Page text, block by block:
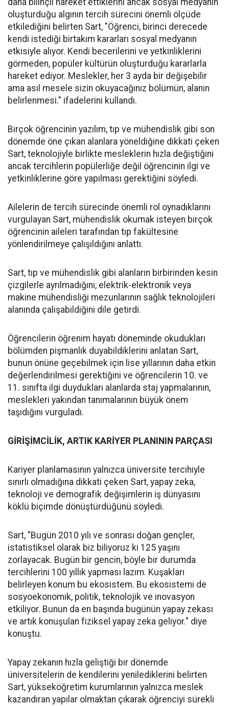
daha bilinçli hareket ettiklerini ancak sosyal medyanın
oluşturduğu algının tercih sürecini önemli ölçüde
etkilediğini belirten Sart, "Öğrenci, birinci derecede
kendi istediği birtakım kararları sosyal medyanın
etkisiyle alıyor. Kendi becerilerini ve yetkinliklerini
görmeden, popüler kültürün oluşturduğu kararlarla
hareket ediyor. Meslekler, her 3 ayda bir değişebilir
ama asıl mesele sizin okuyacağınız bölümün, alanın
belirlenmesi." ifadelerini kullandı.
Birçok öğrencinin yazılım, tıp ve mühendislik gibi son
dönemde öne çıkan alanlara yöneldiğine dikkati çeken
Sart, teknolojiyle birlikte mesleklerin hızla değiştiğini
ancak tercihlerin popülerliğe değil öğrencinin ilgi ve
yetkinliklerine göre yapılması gerektiğini söyledi.
Ailelerin de tercih sürecinde önemli rol oynadıklarını
vurgulayan Sart, mühendislik okumak isteyen birçok
öğrencinin aileleri tarafından tıp fakültesine
yönlendirilmeye çalışıldığını anlattı.
Sart, tıp ve mühendislik gibi alanların birbirinden kesin
çizgilerle ayrılmadığını, elektrik-elektronik veya
makine mühendisliği mezunlarının sağlık teknolojileri
alanında çalışabildiğini dile getirdi.
Öğrencilerin öğrenim hayatı döneminde okudukları
bölümden pişmanlık duyabildiklerini anlatan Sart,
bunun önüne geçebilmek için lise yıllarının daha etkin
değerlendirilmesi gerektiğini ve öğrencilerin 10. ve
11. sınıfta ilgi duydukları alanlarda staj yapmalarının,
meslekleri yakından tanımalarının büyük önem
taşıdığını vurguladı.
GİRİŞİMCİLİK, ARTIK KARİYER PLANININ PARÇASI
Kariyer planlamasının yalnızca üniversite tercihiyle
sınırlı olmadığına dikkati çeken Sart, yapay zeka,
teknoloji ve demografik değişimlerin iş dünyasını
köklü biçimde dönüştürdüğünü söyledi.
Sart, "Bugün 2010 yılı ve sonrası doğan gençler,
istatistiksel olarak biz biliyoruz ki 125 yaşını
zorlayacak. Bugün bir gencin, böyle bir durumda
tercihlerini 100 yıllık yapması lazım. Kuşakları
belirleyen konum bu ekosistem. Bu ekosistemi de
sosyoekonomik, politik, teknolojik ve inovasyon
etkiliyor. Bunun da en başında bugünün yapay zekası
ve artık konuşulan fiziksel yapay zeka geliyor." diye
konuştu.
Yapay zekanın hızla geliştiği bir dönemde
üniversitelerin de kendilerini yenilediklerini belirten
Sart, yükseköğretim kurumlarının yalnızca meslek
kazandıran yapılar olmaktan çıkarak öğrenciyi sürekli